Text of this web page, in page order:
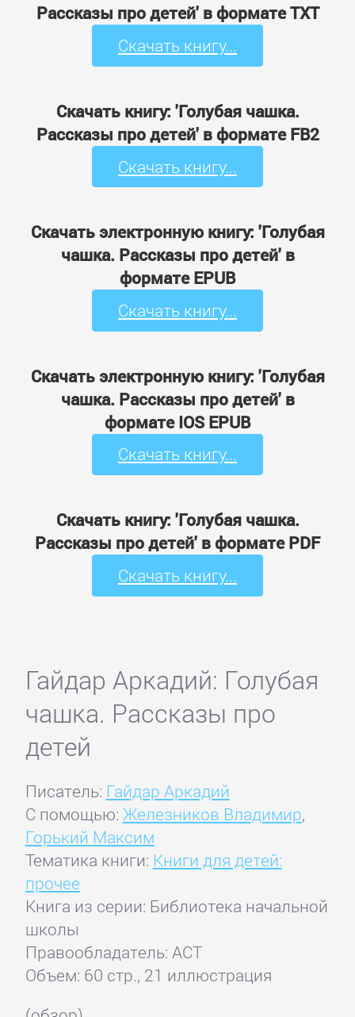
Рассказы про детей' в формате TXT
Скачать книгу...
Скачать книгу: 'Голубая чашка.
Рассказы про детей' в формате FB2
Скачать книгу...
Скачать электронную книгу: 'Голубая
чашка. Рассказы про детей' в
формате EPUB
Скачать книгу...
Скачать электронную книгу: 'Голубая
чашка. Рассказы про детей' в
формате IOS EPUB
Скачать книгу...
Скачать книгу: 'Голубая чашка.
Рассказы про детей' в формате PDF
Скачать книгу...
Гайдар Аркадий: Голубая
чашка. Рассказы про
детей
Писатель: Гайдар Аркадий
С помощью: Железников Владимир,
Горький Максим
Тематика книги: Книги для детей:
прочее
Книга из серии: Библиотека начальной
школы
Правообладатель: АСТ
Объем: 60 стр., 21 иллюстрация